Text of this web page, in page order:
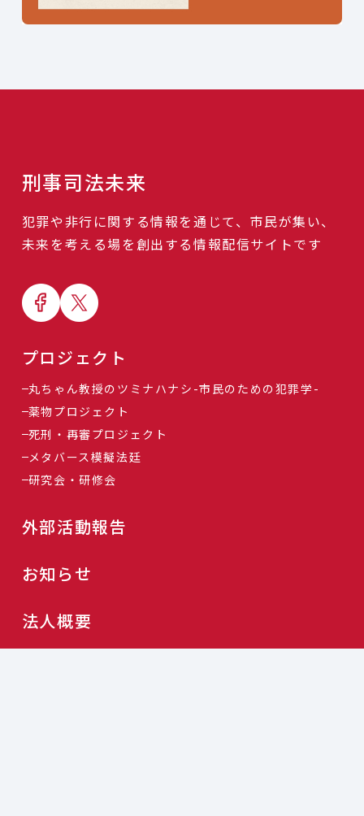
刑事司法未来
犯罪や非行に関する情報を通じて、市民が集い、
未来を考える場を創出する情報配信サイトです
プロジェクト
丸ちゃん教授のツミナハナシ-市民のための犯罪学-
薬物プロジェクト
死刑・再審プロジェクト
メタバース模擬法廷
研究会・研修会
外部活動報告
お知らせ
法人概要